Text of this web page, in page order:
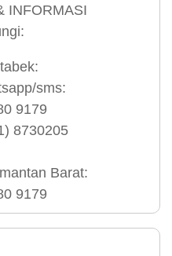
INFORMASI
sms:
9179
8730205
Barat:
9179